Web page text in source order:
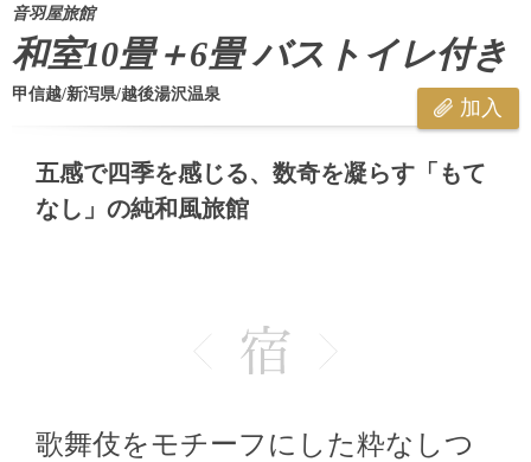
音羽屋旅館
和室10畳＋6畳 バストイレ付き
加入
甲信越/新泻県/越後湯沢温泉
五感で四季を感じる、数奇を凝らす「もて
なし」の純和風旅館
歌舞伎をモチーフにした粋なしつ